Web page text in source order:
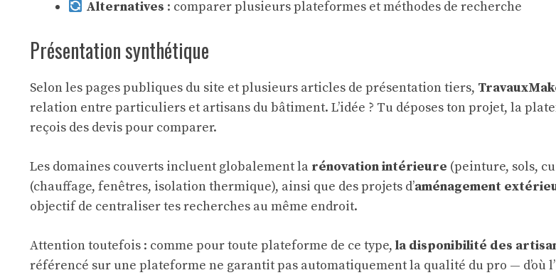
Alternatives : comparer plusieurs plateformes et méthodes de recherche
Présentation synthétique
Selon les pages publiques du site et plusieurs articles de présentation tiers,
relation entre particuliers et artisans du bâtiment. L’idée ? Tu déposes ton projet, la
reçois des devis pour comparer.
Les domaines couverts incluent globalement la rénovation intérieure (peinture, sols,
(chauffage, fenêtres, isolation thermique), ainsi que des projets d’aménagement
objectif de centraliser tes recherches au même endroit.
Attention toutefois : comme pour toute plateforme de ce type, la disponibilité des
référencé sur une plateforme ne garantit pas automatiquement la qualité du pro — d’où